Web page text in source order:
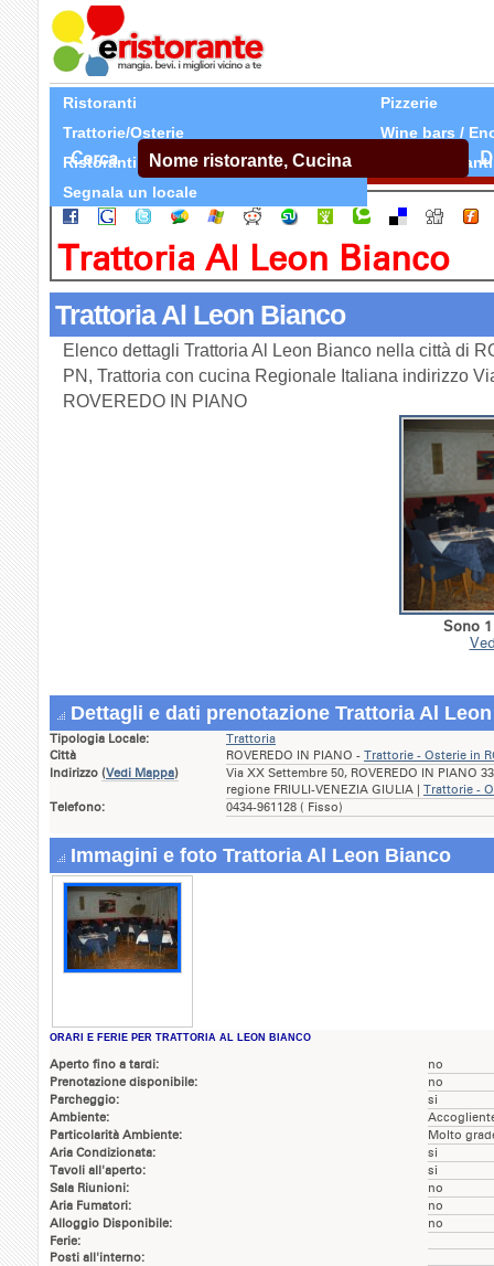
Ristoranti
Pizzerie
Trattorie/Osterie
Wine bars /
Ristoranti Etnici
Tutti Ristoranti
Segnala un locale
Cerca
Trattoria Al Leon Bianco
Trattoria Al Leon Bianco
Elenco dettagli Trattoria Al Leon Bianco nella città di
PN, Trattoria con cucina Regionale Italiana indirizzo
ROVEREDO IN PIANO
Sono
Dettagli e dati prenotazione Trattoria Al
Tipologia Locale:
Trattoria
Città
ROVEREDO IN PIANO - Trattorie - Osterie in
Indirizzo (Vedi Mappa)
Via XX Settembre 50, ROVEREDO IN PIANO
regione FRIULI-VENEZIA GIULIA | Trattorie -
Telefono:
0434-961128 ( Fisso)
Immagini e foto Trattoria Al Leon Bianco
ORARI E FERIE PER TRATTORIA AL LEON BIANCO
Aperto fino a tardi:
no
Prenotazione disponibile:
no
Parcheggio:
si
Ambiente:
Particolarità Ambiente:
Molto
Aria Condizionata:
si
Tavoli all'aperto:
si
Sala Riunioni:
no
Aria Fumatori:
no
Alloggio Disponibile:
no
Ferie:
Posti all'interno: